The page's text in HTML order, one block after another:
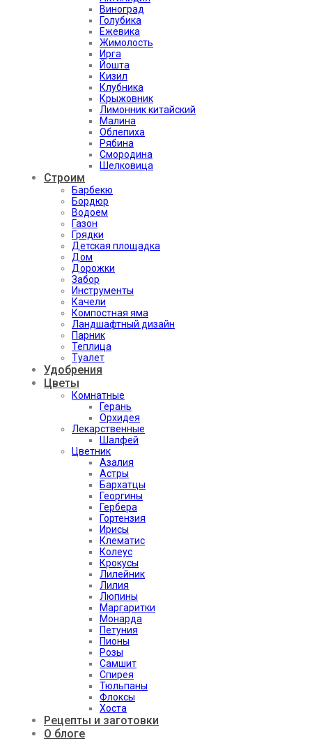
Виноград
Голубика
Ежевика
Жимолость
Ирга
Йошта
Кизил
Клубника
Крыжовник
Лимонник китайский
Малина
Облепиха
Рябина
Смородина
Шелковица
Строим
Барбекю
Бордюр
Водоем
Газон
Грядки
Детская площадка
Дом
Дорожки
Забор
Инструменты
Качели
Компостная яма
Ландшафтный дизайн
Парник
Теплица
Туалет
Удобрения
Цветы
Комнатные
Герань
Орхидея
Лекарственные
Шалфей
Цветник
Азалия
Астры
Бархатцы
Георгины
Гербера
Гортензия
Ирисы
Клематис
Колеус
Крокусы
Лилейник
Лилия
Люпины
Маргаритки
Монарда
Петуния
Пионы
Розы
Самшит
Спирея
Тюльпаны
Флоксы
Хоста
Рецепты и заготовки
О блоге